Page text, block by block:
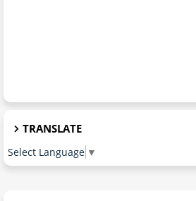
TRANSLATE
Select Language ▼